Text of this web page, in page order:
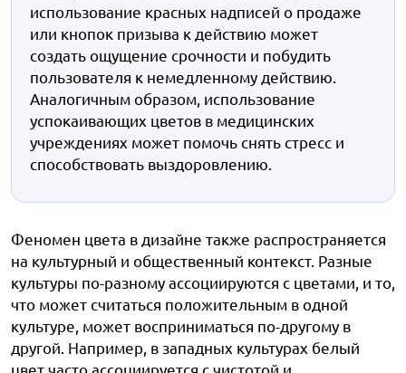
использование красных надписей о продаже
или кнопок призыва к действию может
создать ощущение срочности и побудить
пользователя к немедленному действию.
Аналогичным образом, использование
успокаивающих цветов в медицинских
учреждениях может помочь снять стресс и
способствовать выздоровлению.
Феномен цвета в дизайне также распространяется
на культурный и общественный контекст. Разные
культуры по-разному ассоциируются с цветами, и то,
что может считаться положительным в одной
культуре, может восприниматься по-другому в
другой. Например, в западных культурах белый
цвет часто ассоциируется с чистотой и